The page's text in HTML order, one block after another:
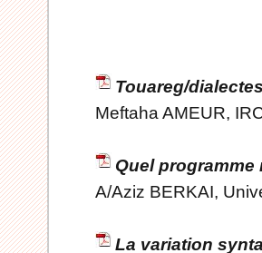
Touareg/
Meftaha AMEUR,
Quel
A/Aziz BERKAI,
La variation